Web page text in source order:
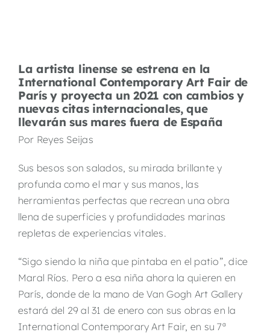
La artista linense se estrena en la
International Contemporary Art Fair de
París y proyecta un 2021 con cambios y
nuevas citas internacionales, que
llevarán sus mares fuera de España
Por Reyes Seijas
Sus besos son salados, su mirada brillante y
profunda como el mar y sus manos, las
herramientas perfectas que recrean una obra
llena de superficies y profundidades marinas
repletas de experiencias vitales.
“Sigo siendo la niña que pintaba en el patio”, dice
Maral Ríos. Pero a esa niña ahora la quieren en
París, donde de la mano de Van Gogh Art Gallery
estará del 29 al 31 de enero con sus obras en la
International Contemporary Art Fair, en su 7ª